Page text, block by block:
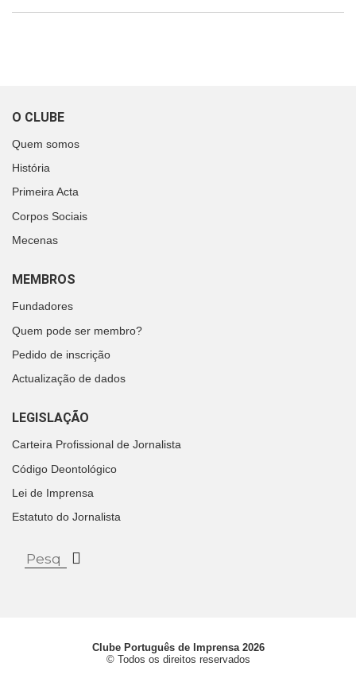
O CLUBE
Quem somos
História
Primeira Acta
Corpos Sociais
Mecenas
MEMBROS
Fundadores
Quem pode ser membro?
Pedido de inscrição
Actualização de dados
LEGISLAÇÃO
Carteira Profissional de Jornalista
Código Deontológico
Lei de Imprensa
Estatuto do Jornalista
Clube Português de Imprensa 2026
© Todos os direitos reservados